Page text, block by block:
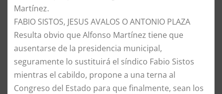
Martínez.
​FABIO SISTOS, JESUS AVALOS O ANTONIO PLAZA
​Resulta obvio que Alfonso Martínez tiene que
ausentarse de la presidencia municipal,
seguramente lo sustituirá el síndico Fabio Sistos
mientras el cabildo, propone a una terna al
Congreso del Estado para que finalmente, sean los